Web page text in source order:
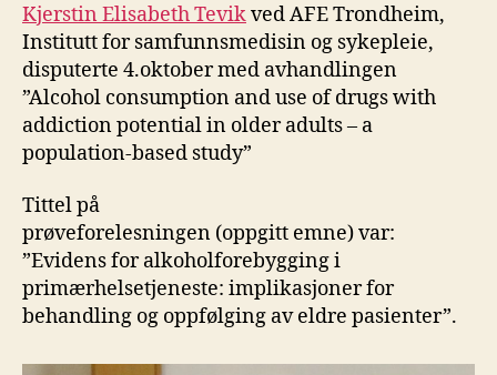
Kjerstin Elisabeth Tevikved AFE Trondheim,
Institutt for samfunnsmedisin og sykepleie,
disputerte 4.oktober med avhandlingen
”Alcohol consumption and use of drugs with
addiction potential in older adults – a
population-based study”
Tittel på
prøveforelesningen (oppgitt emne) var:
”Evidens for alkoholforebygging i
primærhelsetjeneste: implikasjoner for
behandling og oppfølging av eldre pasienter”.